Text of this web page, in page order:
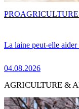
La laine peut-elle
04.08.2026
PRO
AGRICULTURE &